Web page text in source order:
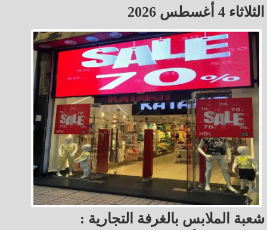
الثلاثاء 4 أغسطس 2026
شعبة الملابس بالغرفة التجارية :